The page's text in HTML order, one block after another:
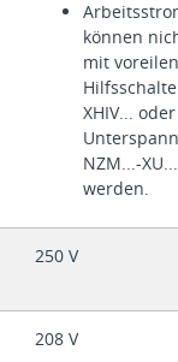
können
mit
XHIV... oder
NZM...-
werden.
250 V
208 V